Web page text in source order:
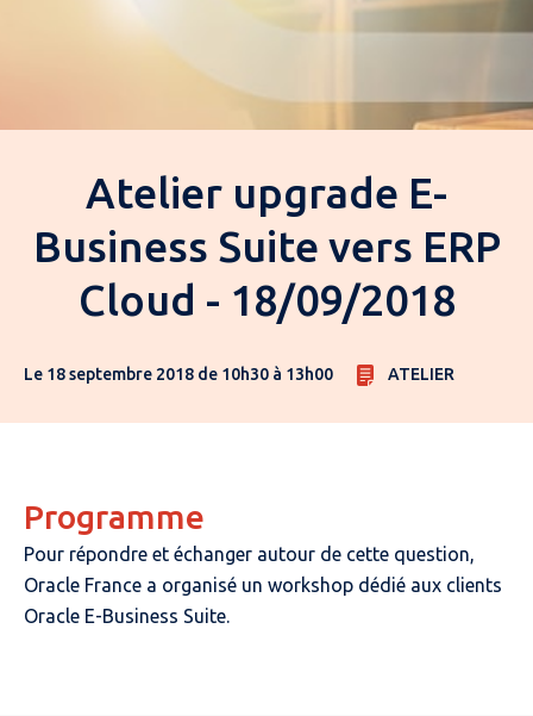
Atelier upgrade E-
Business Suite vers ERP
Cloud - 18/09/2018
Le 18 septembre 2018 de 10h30 à 13h00 ATELIER
Programme
Pour répondre et échanger autour de cette question,
Oracle France a organisé un workshop dédié aux clients
Oracle E-Business Suite.